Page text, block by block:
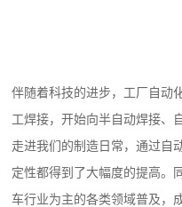
伴随着科技的进步，工厂自动
工焊接，开始向半自动焊接、
走进我们的制造日常，通过自
定性都得到了大幅度的提高。
车行业为主的各类领域普及，